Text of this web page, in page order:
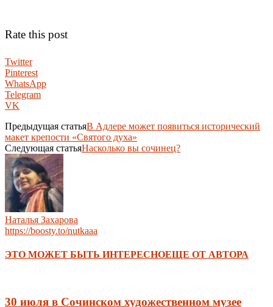
Rate this post
Twitter
Pinterest
WhatsApp
Telegram
VK
Предыдущая статьяВ Адлере может появиться исторический
макет крепости «Святого духа»
Следующая статьяНасколько вы сочинец?
Наталья Захарова
https://boosty.to/nutkaaa
ЭТО МОЖЕТ БЫТЬ ИНТЕРЕСНОЕЩЕ ОТ АВТОРА
30 июля в Сочинском художественном музее